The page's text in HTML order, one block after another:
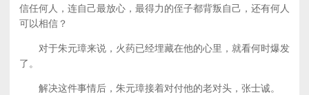
信任何人，连自己最放心，最得力的侄子都背叛自己，还有何人
可以相信？
对于朱元璋来说，火药已经埋藏在他的心里，就看何时爆发
了。
解决这件事情后，朱元璋接着对付他的老对头，张士诚。